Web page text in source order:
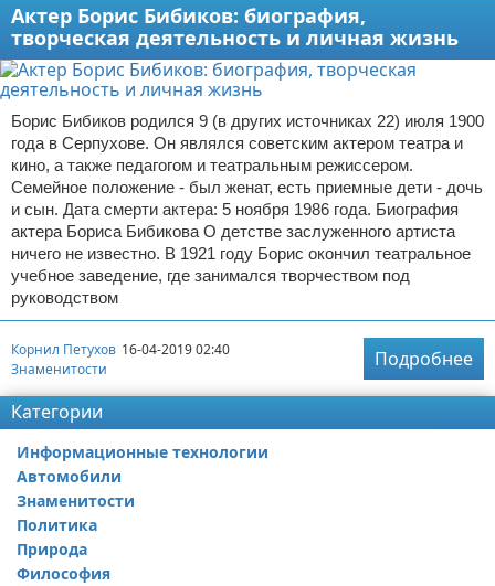
Актер Борис Бибиков: биография,
творческая деятельность и личная жизнь
Борис Бибиков родился 9 (в других источниках 22) июля 1900
года в Серпухове. Он являлся советским актером театра и
кино, а также педагогом и театральным режиссером.
Семейное положение - был женат, есть приемные дети - дочь
и сын. Дата смерти актера: 5 ноября 1986 года. Биография
актера Бориса Бибикова О детстве заслуженного артиста
ничего не известно. В 1921 году Борис окончил театральное
учебное заведение, где занимался творчеством под
руководством
Корнил Петухов 16-04-2019 02:40
Знаменитости
Подробнее
Категории
Информационные технологии
Автомобили
Знаменитости
Политика
Природа
Философия